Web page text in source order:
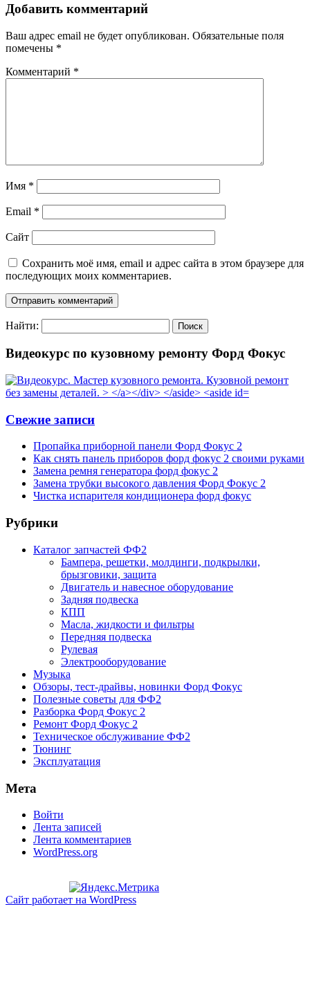
Добавить комментарий
Ваш адрес email не будет опубликован. Обязательные поля
помечены *
Комментарий *
Имя *
Email *
Сайт
Сохранить моё имя, email и адрес сайта в этом браузере для
последующих моих комментариев.
Найти:
Видеокурс по кузовному ремонту Форд Фокус
Свежие записи
Пропайка приборной панели Форд Фокус 2
Как снять панель приборов форд фокус 2 своими руками
Замена ремня генератора форд фокус 2
Замена трубки высокого давления Форд Фокус 2
Чистка испарителя кондиционера форд фокус
Рубрики
Каталог запчастей ФФ2
Бампера, решетки, молдинги, подкрылки,
брызговики, защита
Двигатель и навесное оборудование
Задняя подвеска
КПП
Масла, жидкости и фильтры
Передняя подвеска
Рулевая
Электрооборудование
Музыка
Обзоры, тест-драйвы, новинки Форд Фокус
Полезные советы для ФФ2
Разборка Форд Фокус 2
Ремонт Форд Фокус 2
Техническое обслуживание ФФ2
Тюнинг
Эксплуатация
Мета
Войти
Лента записей
Лента комментариев
WordPress.org
Сайт работает на WordPress